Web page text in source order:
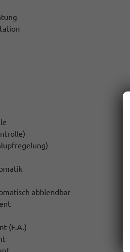
abblendbar
(F.A.)